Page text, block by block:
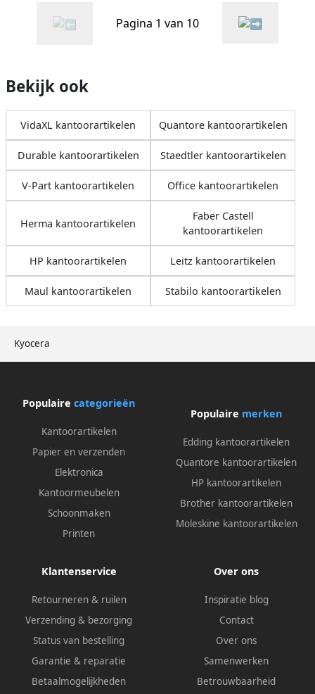
Kyocera
Pagina 1 van 10
Bekijk ook
VidaXL kantoorartikelen Quantore kantoorartikelen
Durable kantoorartikelen Staedtler kantoorartikelen
V-Part kantoorartikelen Office kantoorartikelen
Herma kantoorartikelen
Faber Castell
kantoorartikelen
HP kantoorartikelen Leitz kantoorartikelen
Maul kantoorartikelen Stabilo kantoorartikelen
Populaire categorieën
Kantoorartikelen
Papier en verzenden
Elektronica
Kantoormeubelen
Schoonmaken
Printen
Populaire merken
Edding kantoorartikelen
Quantore kantoorartikelen
HP kantoorartikelen
Brother kantoorartikelen
Moleskine kantoorartikelen
Klantenservice
Retourneren & ruilen
Verzending & bezorging
Status van bestelling
Garantie & reparatie
Betaalmogelijkheden
Over ons
Inspiratie blog
Contact
Over ons
Samenwerken
Betrouwbaarheid